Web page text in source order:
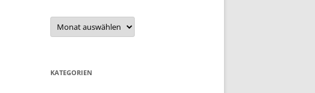
Archiv
KATEGORIEN